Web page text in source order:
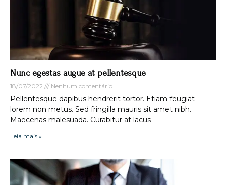
Nunc egestas augue at pellentesque
18/07/2022 Nenhum comentário
Pellentesque dapibus hendrerit tortor. Etiam feugiat
lorem non metus. Sed fringilla mauris sit amet nibh.
Maecenas malesuada. Curabitur at lacus
Leia mais »